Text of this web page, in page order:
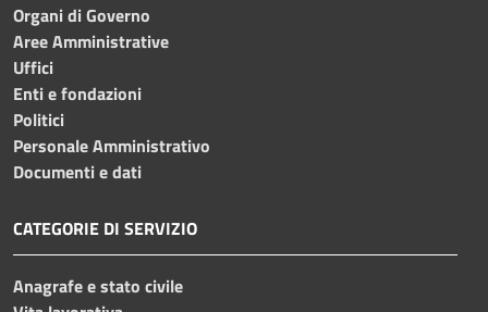
Organi di Governo
Aree Amministrative
Uffici
Enti e fondazioni
Politici
Personale Amministrativo
Documenti e dati
CATEGORIE DI SERVIZIO
Anagrafe e stato civile